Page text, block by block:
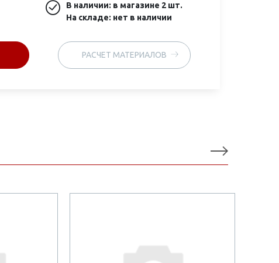
В наличии: в магазине 2 шт.
На складе: нет в наличии
РАСЧЕТ МАТЕРИАЛОВ